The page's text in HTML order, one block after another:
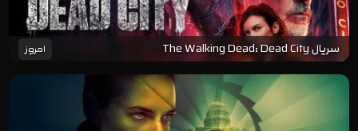
سریال The Walking Dead: Dead City امروز